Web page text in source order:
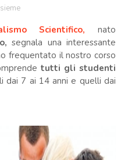
Scientifico, nato
segnala una interessante
frequentato il nostro corso
tutti gli studenti
dai 7 ai 14 anni e quelli dai